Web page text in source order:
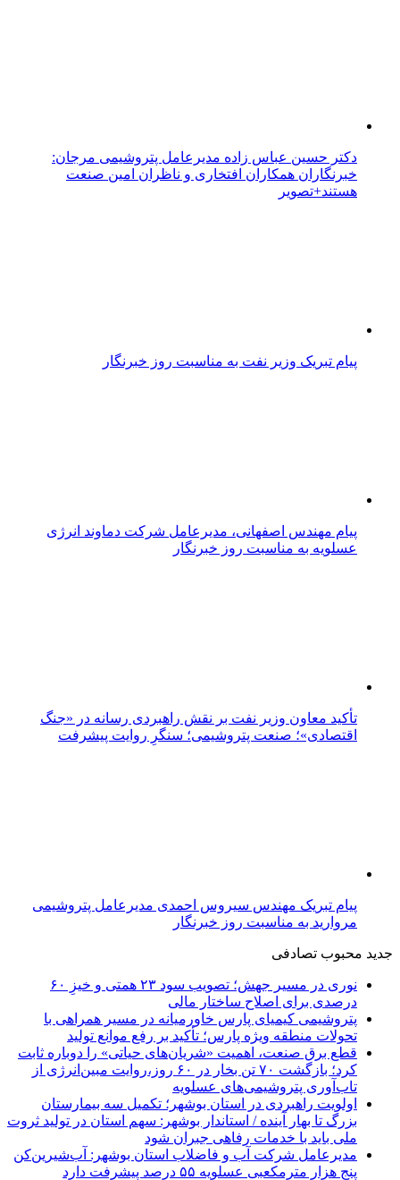
دکتر حسین عباس زاده مدیرعامل پتروشیمی مرجان:
خبرنگاران همکاران افتخاری و ناظران امین صنعت
هستند+تصویر
پیام تبریک وزیر نفت به مناسبت روز خبرنگار
پیام مهندس اصفهانی، مدیرعامل شرکت دماوند انرژی
عسلویه به مناسبت روز خبرنگار
تأکید معاون وزیر نفت بر نقش راهبردی رسانه در «جنگ
اقتصادی»؛ صنعت پتروشیمی؛ سنگرِ روایت پیشرفت
پیام تبریک مهندس سیروس احمدی مدیرعامل پتروشیمی
مروارید به مناسبت روز خبرنگار
جدید محبوب تصادفی
نوری در مسیر جهش؛ تصویب سود ۲۳ همتی و خیزِ ۶۰
درصدی برای اصلاح ساختار مالی
پتروشیمی کیمیای پارس خاورمیانه در مسیر همراهی با
تحولات منطقه ویژه پارس؛ تأکید بر رفع موانع تولید
قطع برق صنعت، اهمیت «شریان‌های حیاتی» را دوباره ثابت
کرد؛ بازگشت ۷۰ تن بخار در ۶۰ روز،روایت مبین‌انرژی از
تاب‌آوری پتروشیمی‌های عسلویه
اولویت راهبردی در استان بوشهر؛ تکمیل سه بیمارستان
بزرگ تا بهار آینده / استاندار بوشهر: سهم استان در تولید ثروت
ملی باید با خدمات رفاهی جبران شود
مدیرعامل شرکت آب و فاضلاب استان بوشهر: آب‌شیرین‌کن
پنج هزار مترمکعبی عسلویه ۵۵ درصد پیشرفت دارد